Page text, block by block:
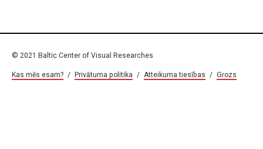
© 2021 Baltic Center of Visual Researches
Kas mēs esam? / Privātuma politika / Atteikuma tiesības / Grozs